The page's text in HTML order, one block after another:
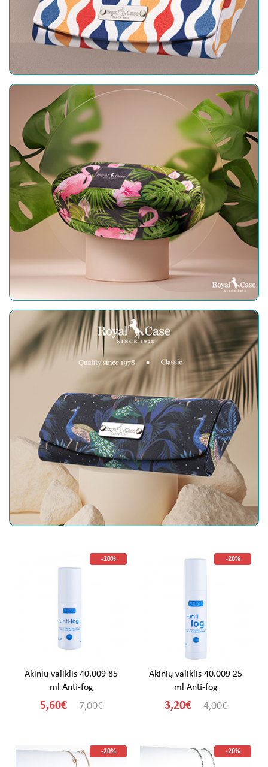
-20%
Akinių valiklis 40.009 85
ml Anti-fog
5,60€ 7,00€
-20%
Akinių valiklis 40.009 25
ml Anti-fog
3,20€ 4,00€
-20% -20%